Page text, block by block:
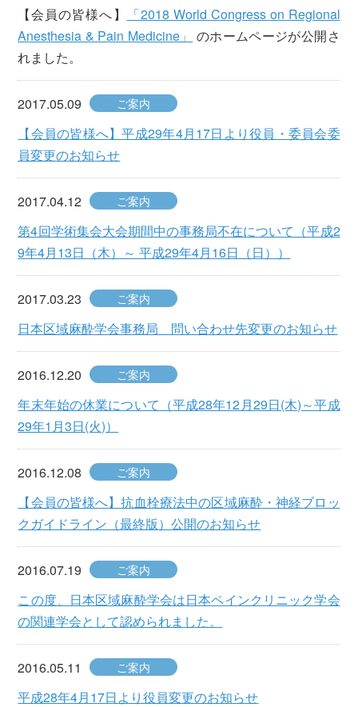
【会員の皆様へ】
「2018 World Congress on Regional
Anesthesia & Pain Medicine」
のホームページが公開さ
れました。
2017.05.09 ご案内
【会員の皆様へ】平成29年4月17日より役員・委員会委
員変更のお知らせ
2017.04.12 ご案内
第4回学術集会大会期間中の事務局不在について（平成2
9年4月13日（木）～ 平成29年4月16日（日））
2017.03.23 ご案内
日本区域麻酔学会事務局 問い合わせ先変更のお知らせ
2016.12.20 ご案内
年末年始の休業について（平成28年12月29日(木)～平成
29年1月3日(火)）
2016.12.08 ご案内
【会員の皆様へ】抗血栓療法中の区域麻酔・神経ブロッ
クガイドライン（最終版）公開のお知らせ
2016.07.19 ご案内
この度、日本区域麻酔学会は日本ペインクリニック学会
の関連学会として認められました。
2016.05.11 ご案内
平成28年4月17日より役員変更のお知らせ